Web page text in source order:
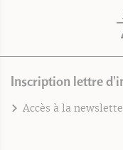
Inscription lettre
Accès à la